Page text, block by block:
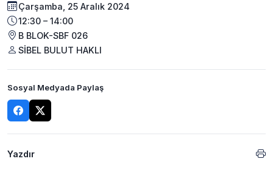
Çarşamba, 25 Aralık 2024
12:30 – 14:00
B BLOK-SBF 026
SİBEL BULUT HAKLI
Sosyal Medyada Paylaş
Yazdır